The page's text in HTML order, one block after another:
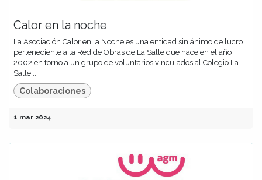
Calor en la noche
La Asociación Calor en la Noche es una entidad sin ánimo de lucro
perteneciente a la Red de Obras de La Salle que nace en el año
2002 en torno a un grupo de voluntarios vinculados al Colegio La
Salle ...
Colaboraciones
1 mar 2024